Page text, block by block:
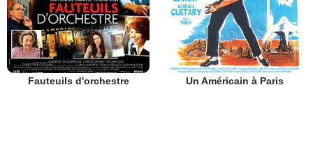
Fauteuils d'orchestre Un Américain à Paris